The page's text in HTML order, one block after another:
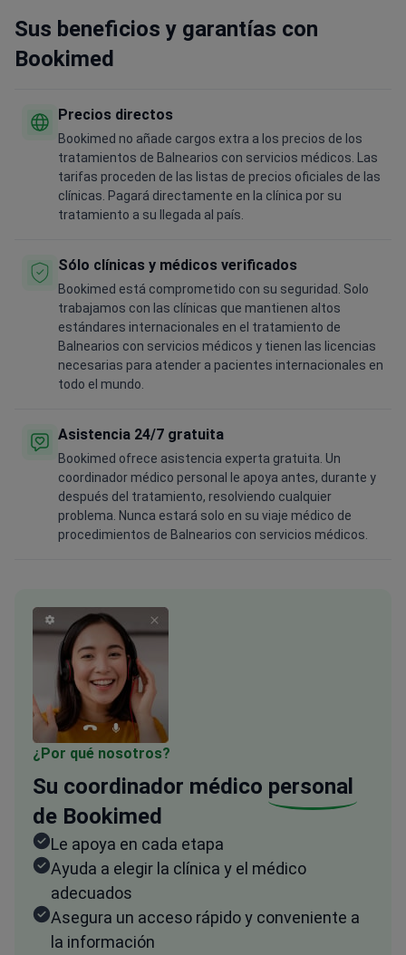
Sus beneficios y garantías con
Bookimed
Precios directos
Bookimed no añade cargos extra a los precios de los
tratamientos de Balnearios con servicios médicos. Las
tarifas proceden de las listas de precios oficiales de las
clínicas. Pagará directamente en la clínica por su
tratamiento a su llegada al país.
Sólo clínicas y médicos verificados
Bookimed está comprometido con su seguridad. Solo
trabajamos con las clínicas que mantienen altos
estándares internacionales en el tratamiento de
Balnearios con servicios médicos y tienen las licencias
necesarias para atender a pacientes internacionales en
todo el mundo.
Asistencia 24/7 gratuita
Bookimed ofrece asistencia experta gratuita. Un
coordinador médico personal le apoya antes, durante y
después del tratamiento, resolviendo cualquier
problema. Nunca estará solo en su viaje médico de
procedimientos de Balnearios con servicios médicos.
¿Por qué nosotros?
Su coordinador médico personal
de Bookimed
Le apoya en cada etapa
Ayuda a elegir la clínica y el médico
adecuados
Asegura un acceso rápido y conveniente a
la información